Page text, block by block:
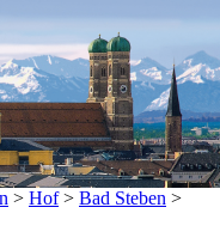
> Hof> Bad Steben >